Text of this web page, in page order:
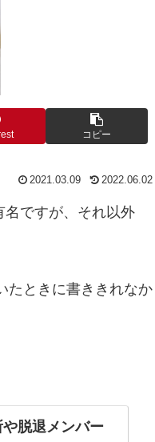
コピー
2021.03.09 2022.06.02
名ですが、それ以外
たときに書ききれなか
脱退メンバー